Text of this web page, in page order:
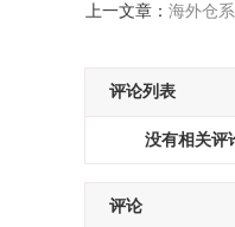
上一文章： 海外仓
评论列表
没有相关评
评论